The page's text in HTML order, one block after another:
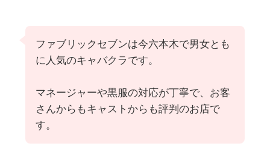
ファブリックセブンは今六本木で男女とも
に人気のキャバクラです。
マネージャーや黒服の対応が丁寧で、お客
さんからもキャストからも評判のお店で
す。